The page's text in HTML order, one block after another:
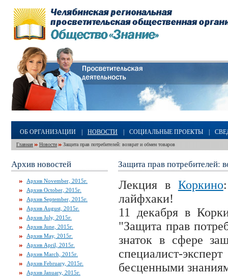
ОБ ОРГАНИЗАЦИИ НОВОСТИ СОЦИАЛЬНЫЕ ПРОЕКТЫ
Главная Новости Защита прав потребителей: возврат и обмен товаров
Архив новостей
Архив November, 2015г.
Архив October, 2015г.
Архив September, 2015г.
Архив August, 2015г.
Архив July, 2015г.
Архив June, 2015г.
Архив May, 2015г.
Архив April, 2015г.
Архив March, 2015г.
Архив February, 2015г.
Архив January, 2015г.
Защита прав потребителей:
Лекция в Коркино
лайфхаки!
11 декабря в
"Защита прав
знаток в сфере
специалист-
бесценными